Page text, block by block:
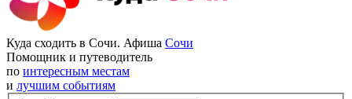
Куда сходить в Сочи. Афиша Сочи
Помощник и путеводитель
по интересным местам
и лучшим событиям